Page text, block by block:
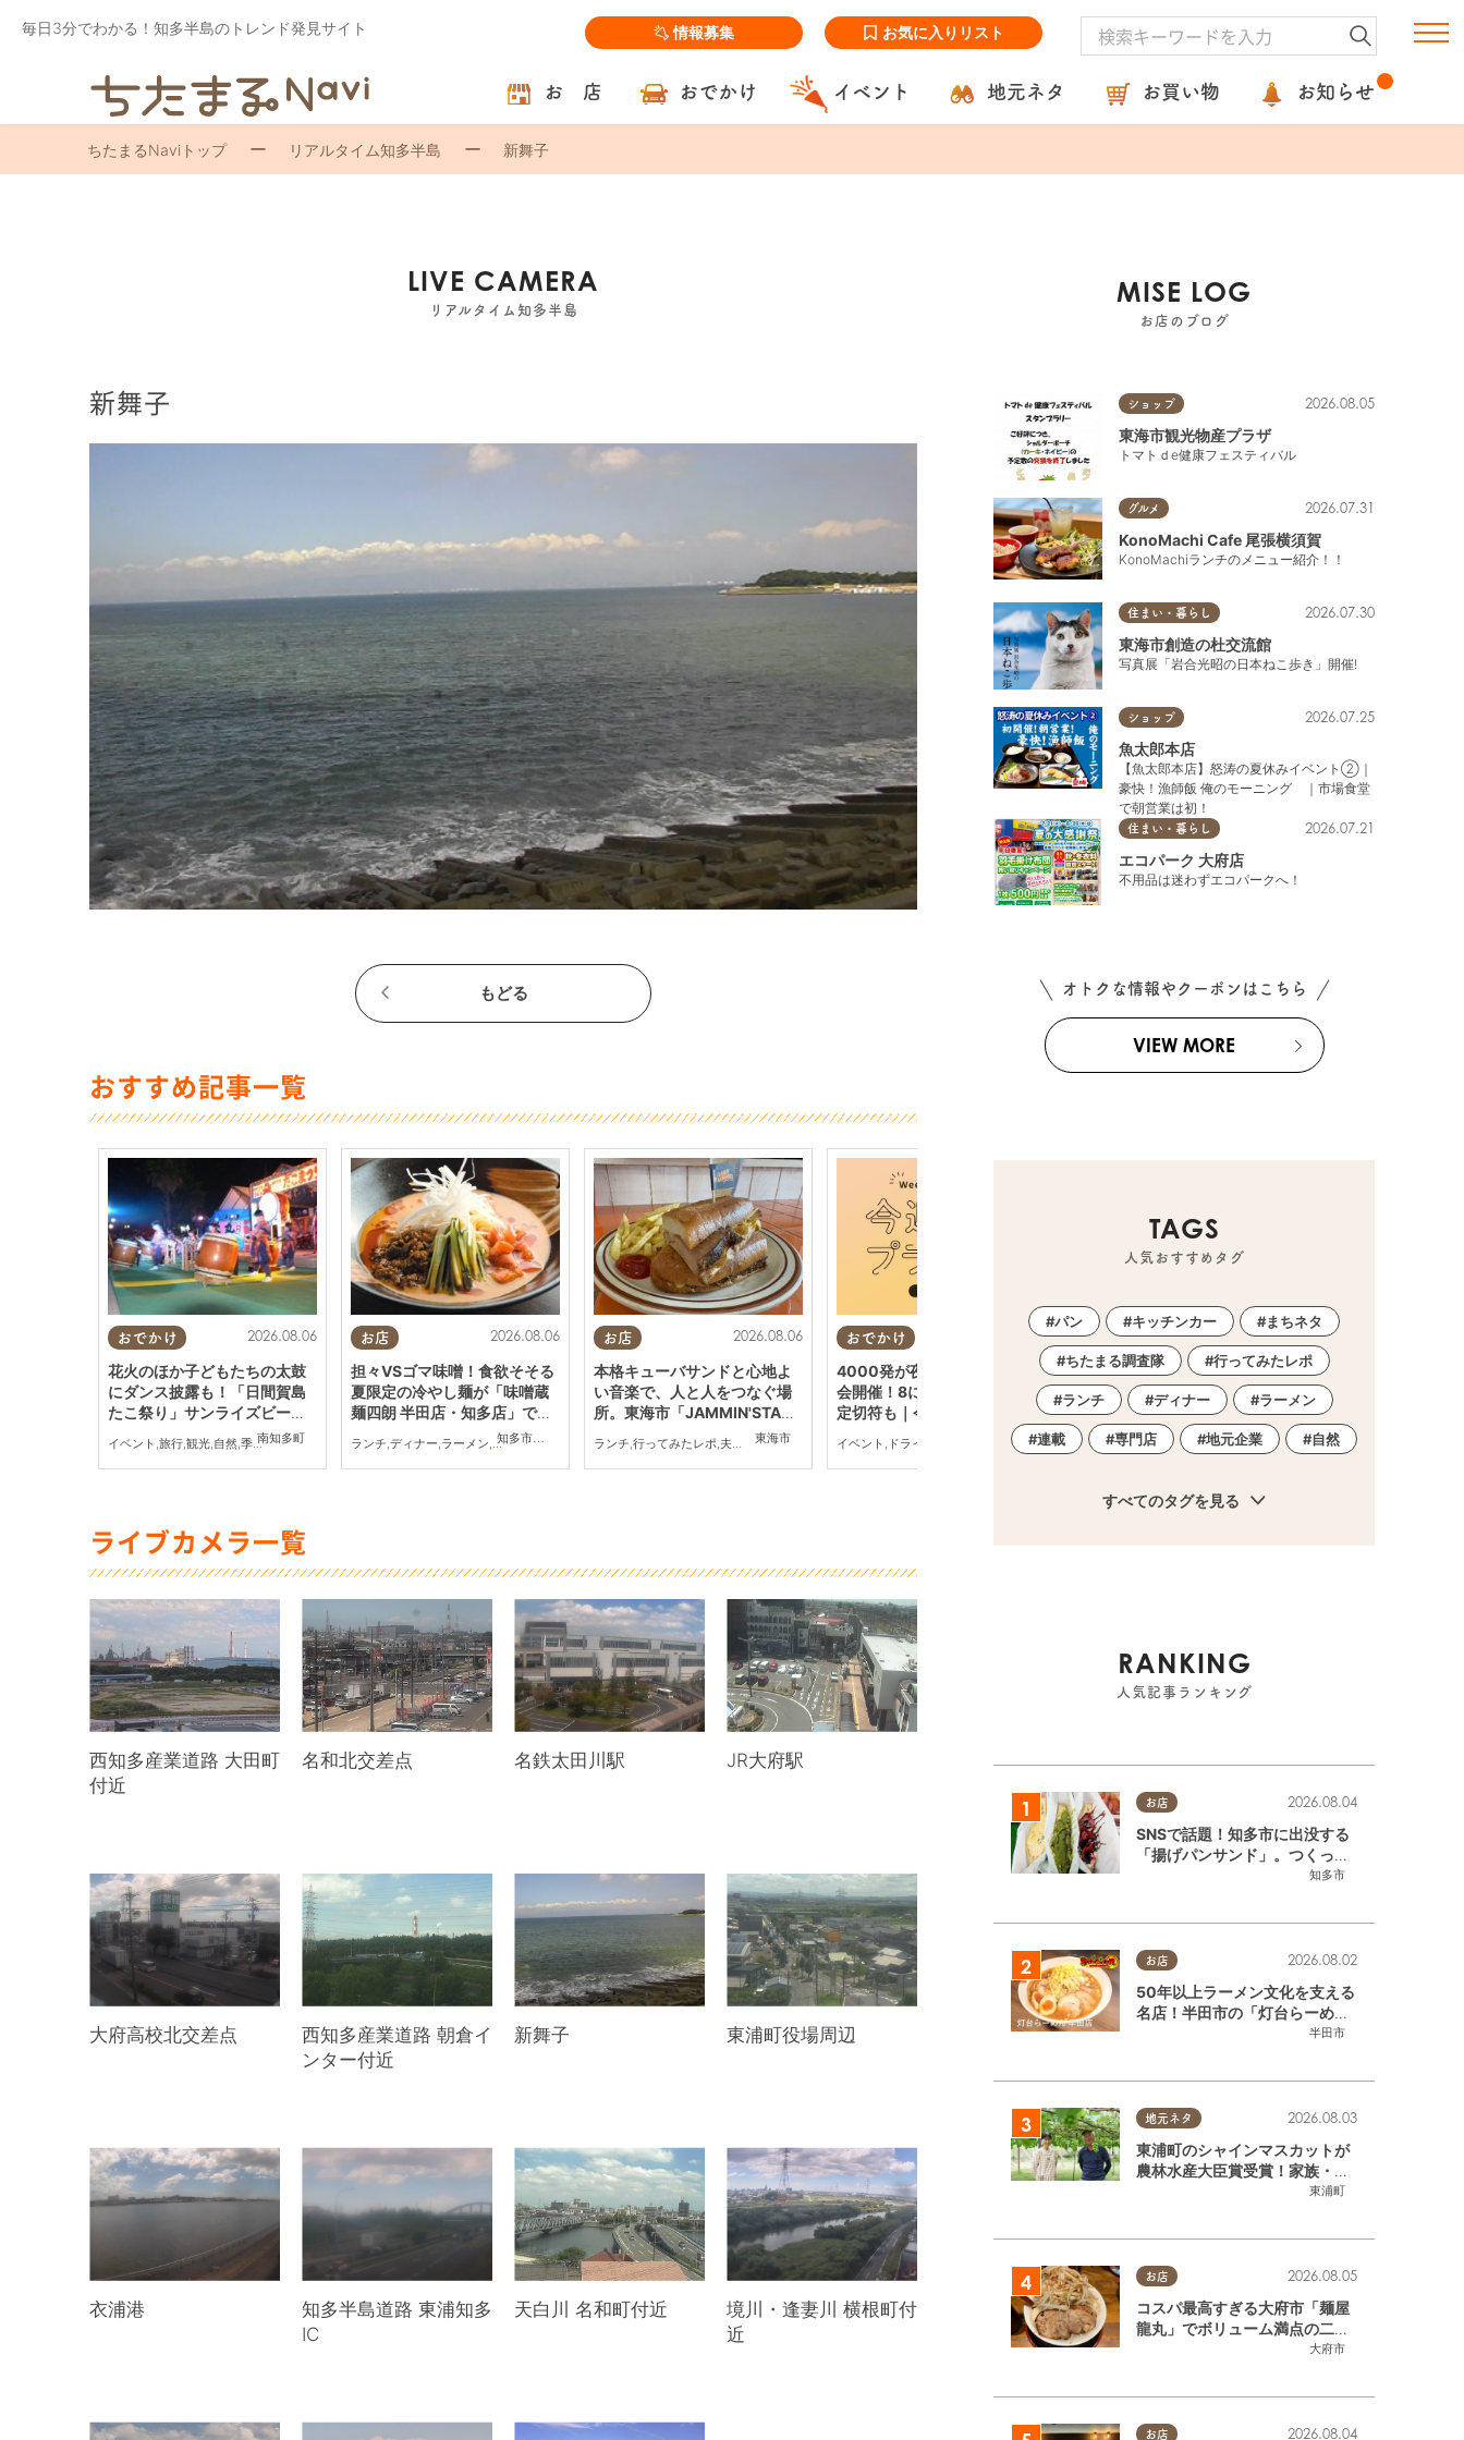
毎日3分でわかる！知多半島のトレンド発見サイト 情報募集 お気に入りリスト
お 店 おでかけ イベント 地元ネタ お買い物 お知らせ
ちたまるNaviトップ リアルタイム知多半島 新舞子
LIVE CAMERA
リアルタイム知多半島
新舞子
もどる
おすすめ記事一覧
おでかけ
南知多町
2026.08.06
花火のほか子どもたちの太鼓
にダンス披露も！「日間賀島
たこ祭り」サンライズビーチ
イベント ,旅行,観光,自然,季節ネタ ,花火
お店
知多市
,半田市
2026.08.06
担々VSゴマ味噌！食欲そそる
夏限定の冷やし麺が「味噌蔵
麺四朗 半田店・知多店」で登
ランチ,ディナー,ラーメン,ちたまる広告
お店
東海市
2026.08.06
本格キューバサンドと心地よ
い音楽で、人と人をつなぐ場
所。東海市「JAMMIN'STAND
ランチ,行ってみたレポ,夫婦 おひとりさま 友人
おでかけ
東海市大府市,東浦町 半田市,美浜町
2026.08.05
4000発が夜空を彩る花火大
会開催！8にちなんだ名鉄の限
定切符も｜今週末、知多半島
でおすすめのプラン【8/8
(土)・9(日)】
イベント , ドライブ , 季節ネタ 親子 家族
知多市
親子で立ち寄りたい！知多市
にオープンした絵本・児童書
た」へ行ってみた
専門店,まちネタ ,行ってみたレポ 親子 ,家族
おひとりさま
お店
コスパ最高すぎる大
屋 龍丸」でボリュ
二郎系ラーメンを堪
た
ランチ
ライブカメラ一覧
西知多産業道路 大田町
付近
名和北交差点 名鉄太田川駅 JR大府駅
大府高校北交差点
西知多産業道路 朝倉イ
ンター付近
新舞子 東浦町役場周辺
衣浦港
知多半島道路 東浦知多
IC
天白川 名和町付近
境川・逢妻川 横根町付
近
MISE LOG
お店のブログ
ショップ 2026.08.05
東海市観光物産プラザ
トマトｄe健康フェスティバル
グルメ 2026.07.31
KonoMachi Cafe 尾張横須賀
KonoMachiランチのメニュー紹介！！
住まい・暮らし 2026.07.30
東海市創造の杜交流館
写真展「岩合光昭の日本ねこ歩き」開催!
ショップ 2026.07.25
魚太郎本店
【魚太郎本店】怒涛の夏休みイベント②｜
豪快！漁師飯 俺のモーニング ｜市場食堂
で朝営業は初！
住まい・暮らし 2026.07.21
エコパーク 大府店
不用品は迷わずエコパークへ！
オトクな情報やクーポンはこちら
VIEW MORE
TAGS
人気おすすめタグ
パン キッチンカー まちネタ
ちたまる調査隊 行ってみたレポ
ランチ ディナー ラーメン
連載 専門店 地元企業 自然
すべてのタグを見る
RANKING
人気記事ランキング
お店
知多市
2026.08.04
SNSで話題！知多市に出没する
「揚げパンサンド」。つくって
いるのはお祭りお兄さん!?【ち
お店
半田市
2026.08.02
50年以上ラーメン文化を支える
名店！半田市の「灯台らーめん
半田店」へ【熱血ラーメン伝 8
地元ネタ
東浦町
2026.08.03
東浦町のシャインマスカットが
農林水産大臣賞受賞！家族・仲
間と歩んだ「水野農園」ブドウ
お店
大府市
2026.08.05
コスパ最高すぎる大府市「麺屋
龍丸」でボリューム満点の二郎
系ラーメンを堪能してきた
お店 2026.08.04